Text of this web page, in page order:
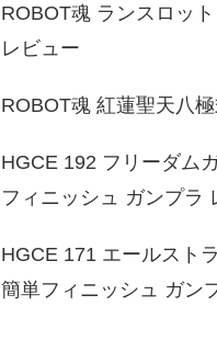
ROBOT魂 ランスロッ
レビュー
ROBOT魂 紅蓮聖天八
HGCE 192 フリーダム
フィニッシュ ガンプラ
HGCE 171 エールスト
簡単フィニッシュ ガン